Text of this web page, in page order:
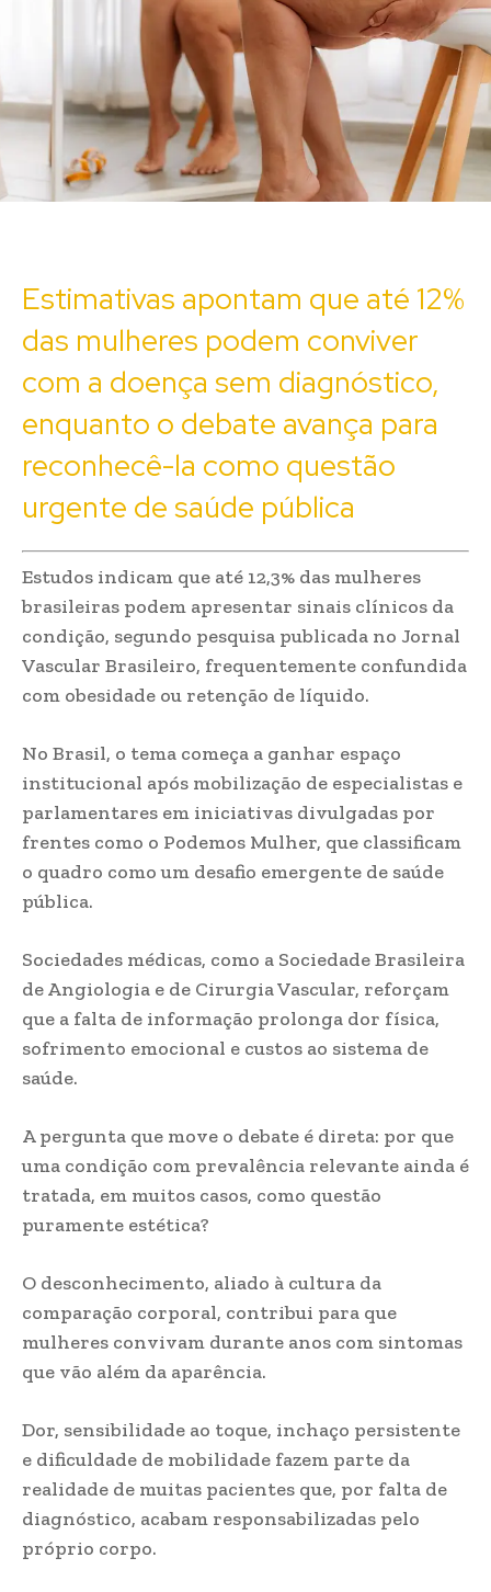
Estimativas apontam que até 12%
das mulheres podem conviver
com a doença sem diagnóstico,
enquanto o debate avança para
reconhecê-la como questão
urgente de saúde pública
Estudos indicam que até 12,3% das mulheres
brasileiras podem apresentar sinais clínicos da
condição, segundo pesquisa publicada no Jornal
Vascular Brasileiro, frequentemente confundida
com obesidade ou retenção de líquido.
No Brasil, o tema começa a ganhar espaço
institucional após mobilização de especialistas e
parlamentares em iniciativas divulgadas por
frentes como o Podemos Mulher, que classificam
o quadro como um desafio emergente de saúde
pública.
Sociedades médicas, como a Sociedade Brasileira
de Angiologia e de Cirurgia Vascular, reforçam
que a falta de informação prolonga dor física,
sofrimento emocional e custos ao sistema de
saúde.
A pergunta que move o debate é direta: por que
uma condição com prevalência relevante ainda é
tratada, em muitos casos, como questão
puramente estética?
O desconhecimento, aliado à cultura da
comparação corporal, contribui para que
mulheres convivam durante anos com sintomas
que vão além da aparência.
Dor, sensibilidade ao toque, inchaço persistente
e dificuldade de mobilidade fazem parte da
realidade de muitas pacientes que, por falta de
diagnóstico, acabam responsabilizadas pelo
próprio corpo.